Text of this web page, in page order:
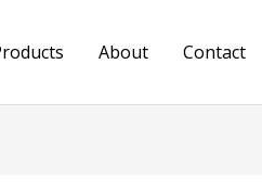
About Contact